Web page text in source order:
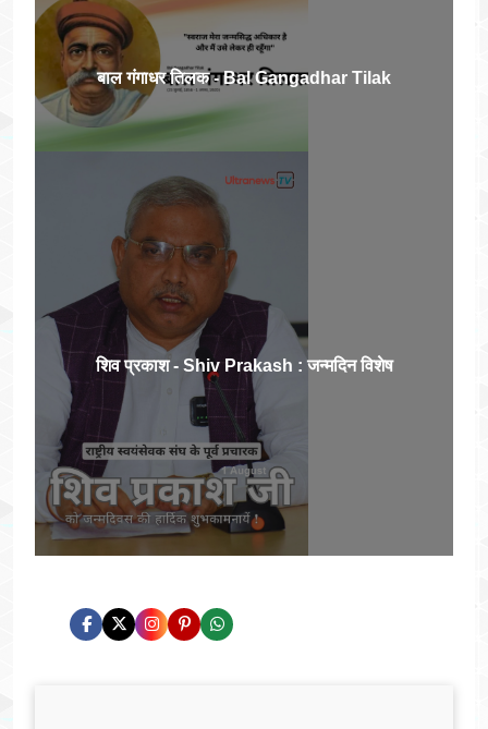
बाल गंगाधर तिलक - Bal Gangadhar Tilak
शिव प्रकाश - Shiv Prakash : जन्मदिन विशेष